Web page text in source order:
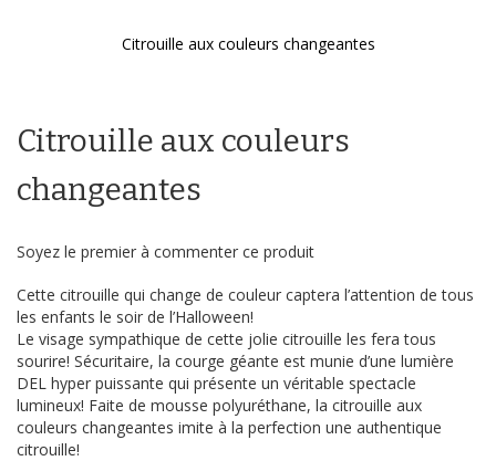
Citrouille aux couleurs changeantes
de
la
Galerie
d’images
Citrouille aux couleurs
changeantes
Soyez le premier à commenter ce produit
Cette citrouille qui change de couleur captera l’attention de tous
les enfants le soir de l’Halloween!
Le visage sympathique de cette jolie citrouille les fera tous
sourire! Sécuritaire, la courge géante est munie d’une lumière
DEL hyper puissante qui présente un véritable spectacle
lumineux! Faite de mousse polyuréthane, la citrouille aux
couleurs changeantes imite à la perfection une authentique
citrouille!